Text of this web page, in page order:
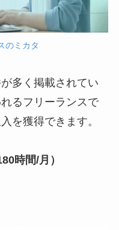
のミカタ
多く掲載されてい
るフリーランスで
を獲得できます。
時間/月）